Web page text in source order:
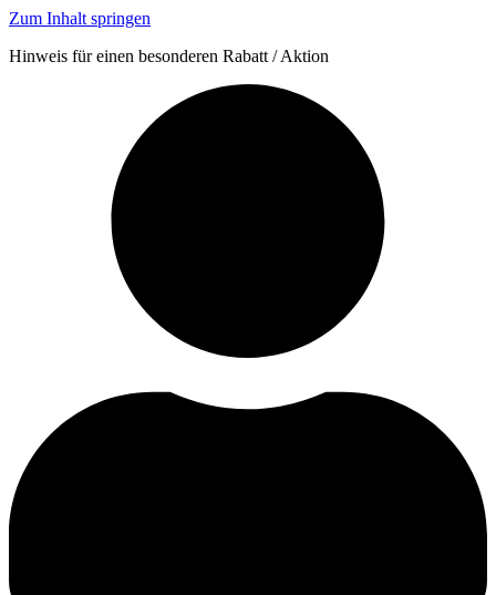
Zum Inhalt springen
Hinweis für einen besonderen Rabatt / Aktion